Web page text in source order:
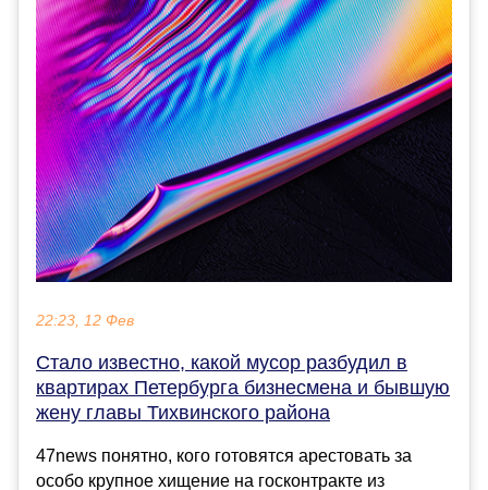
22:23, 12 Фев
Стало известно, какой мусор разбудил в
квартирах Петербурга бизнесмена и бывшую
жену главы Тихвинского района
47news понятно, кого готовятся арестовать за
особо крупное хищение на госконтракте из